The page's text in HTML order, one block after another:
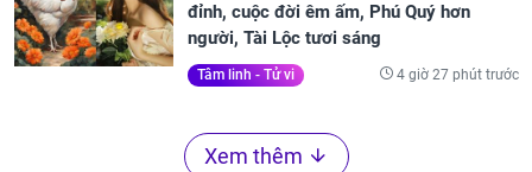
đỉnh, cuộc đời êm ấm, Phú Quý hơn
người, Tài Lộc tươi sáng
Tâm linh - Tử vi 4 giờ 27 phút trước
Xem thêm